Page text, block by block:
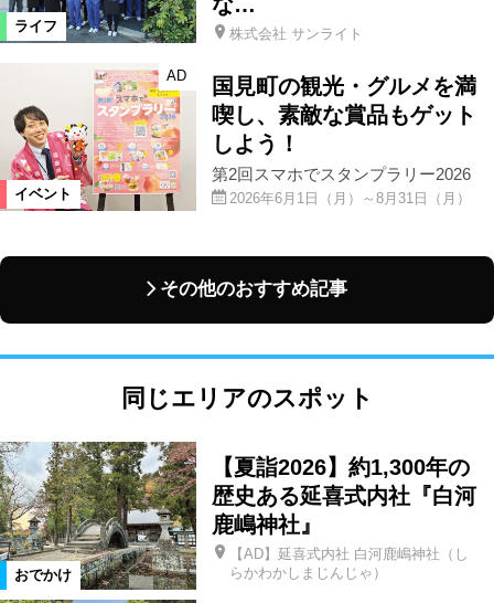
ライフ 株式会社 サンライト
イベント
AD
国見町の観光・グルメを満
喫し、素敵な賞品もゲット
しよう！
第2回スマホでスタンプラリー2026
2026年6月1日（月）～8月31日（月）
その他のおすすめ記事
同じエリアのスポット
おでかけ
【夏詣2026】約1,300年の
歴史ある延喜式内社『白河
鹿嶋神社』
【AD】延喜式内社 白河鹿嶋神社（し
らかわかしまじんじゃ）